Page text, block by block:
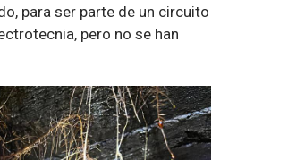
para ser parte de un circuito
pero no se han